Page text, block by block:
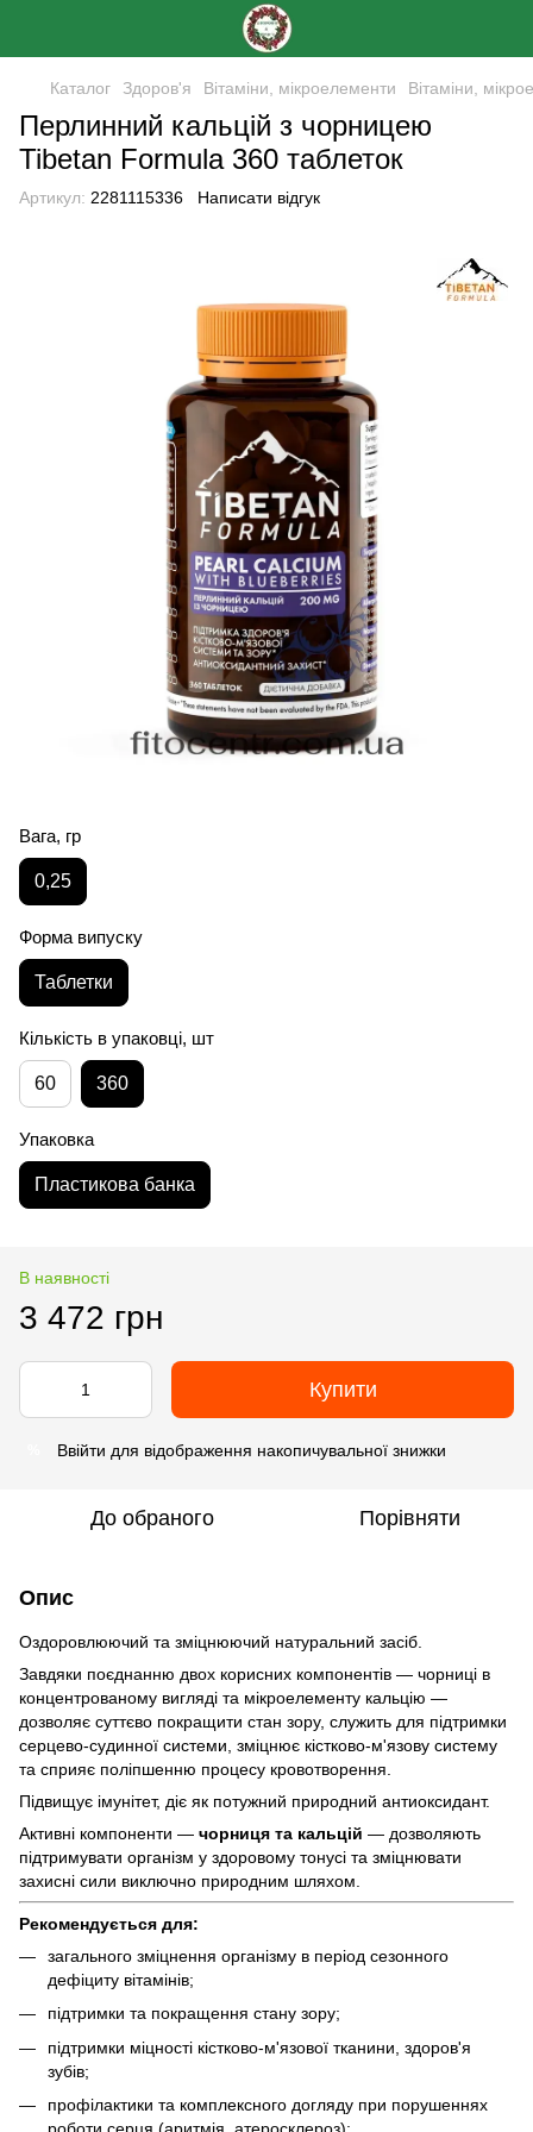
Каталог Здоров'я Вітаміни, мікроелементи Вітаміни,
Перлинний кальцій з чорницею
Tibetan Formula 360 таблеток
Артикул: 2281115336 Написати відгук
Вага, гр
0,25
Форма випуску
Таблетки
Кількість в упаковці, шт
60 360
Упаковка
Пластикова банка
В наявності
3 472 грн
Купити
Ввійти для відображення накопичувальної знижки
До обраного Порівняти
Опис
Оздоровлюючий та зміцнюючий натуральний засіб.
Завдяки поєднанню двох корисних компонентів — чорниці в
концентрованому вигляді та мікроелементу кальцію —
дозволяє суттєво покращити стан зору, служить для підтримки
серцево-судинної системи, зміцнює кістково-м'язову систему
та сприяє поліпшенню процесу кровотворення.
Підвищує імунітет, діє як потужний природний антиоксидант.
Активні компоненти — чорниця та кальцій — дозволяють
підтримувати організм у здоровому тонусі та зміцнювати
захисні сили виключно природним шляхом.
Рекомендується для:
загального зміцнення організму в період сезонного
дефіциту вітамінів;
підтримки та покращення стану зору;
підтримки міцності кістково-м'язової тканини, здоров'я
зубів;
профілактики та комплексного догляду при порушеннях